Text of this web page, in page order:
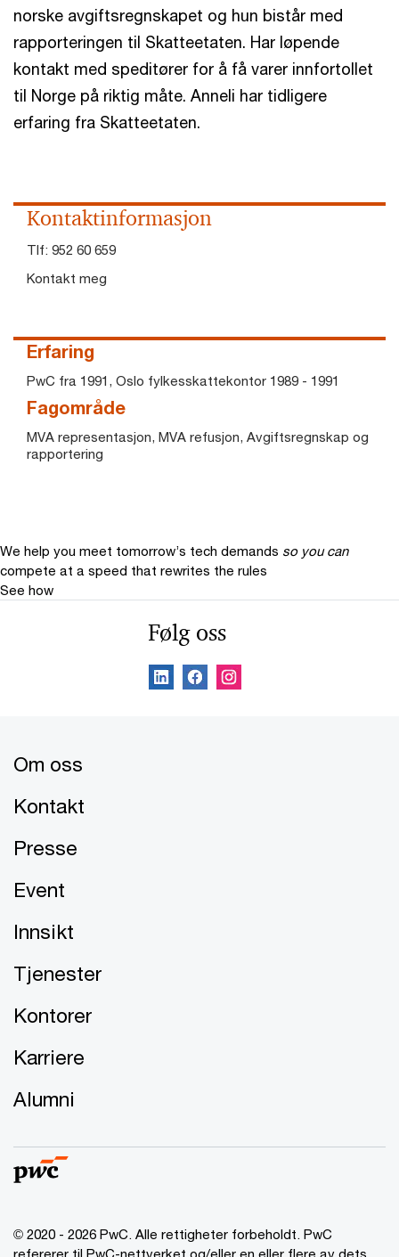
norske avgiftsregnskapet og hun bistår med
rapporteringen til Skatteetaten. Har løpende
kontakt med speditører for å få varer innfortollet
til Norge på riktig måte. Anneli har tidligere
erfaring fra Skatteetaten.
Kontaktinformasjon
Tlf: 952 60 659
Kontakt meg
Erfaring
PwC fra 1991, Oslo fylkesskattekontor 1989 - 1991
Fagområde
MVA representasjon, MVA refusjon, Avgiftsregnskap og
rapportering
We help you meet tomorrow’s tech demands so you can
compete at a speed that rewrites the rules
See how
Følg oss
Om oss
Kontakt
Presse
Event
Innsikt
Tjenester
Kontorer
Karriere
Alumni
© 2020 - 2026 PwC. Alle rettigheter forbeholdt. PwC
refererer til PwC-nettverket og/eller en eller flere av dets